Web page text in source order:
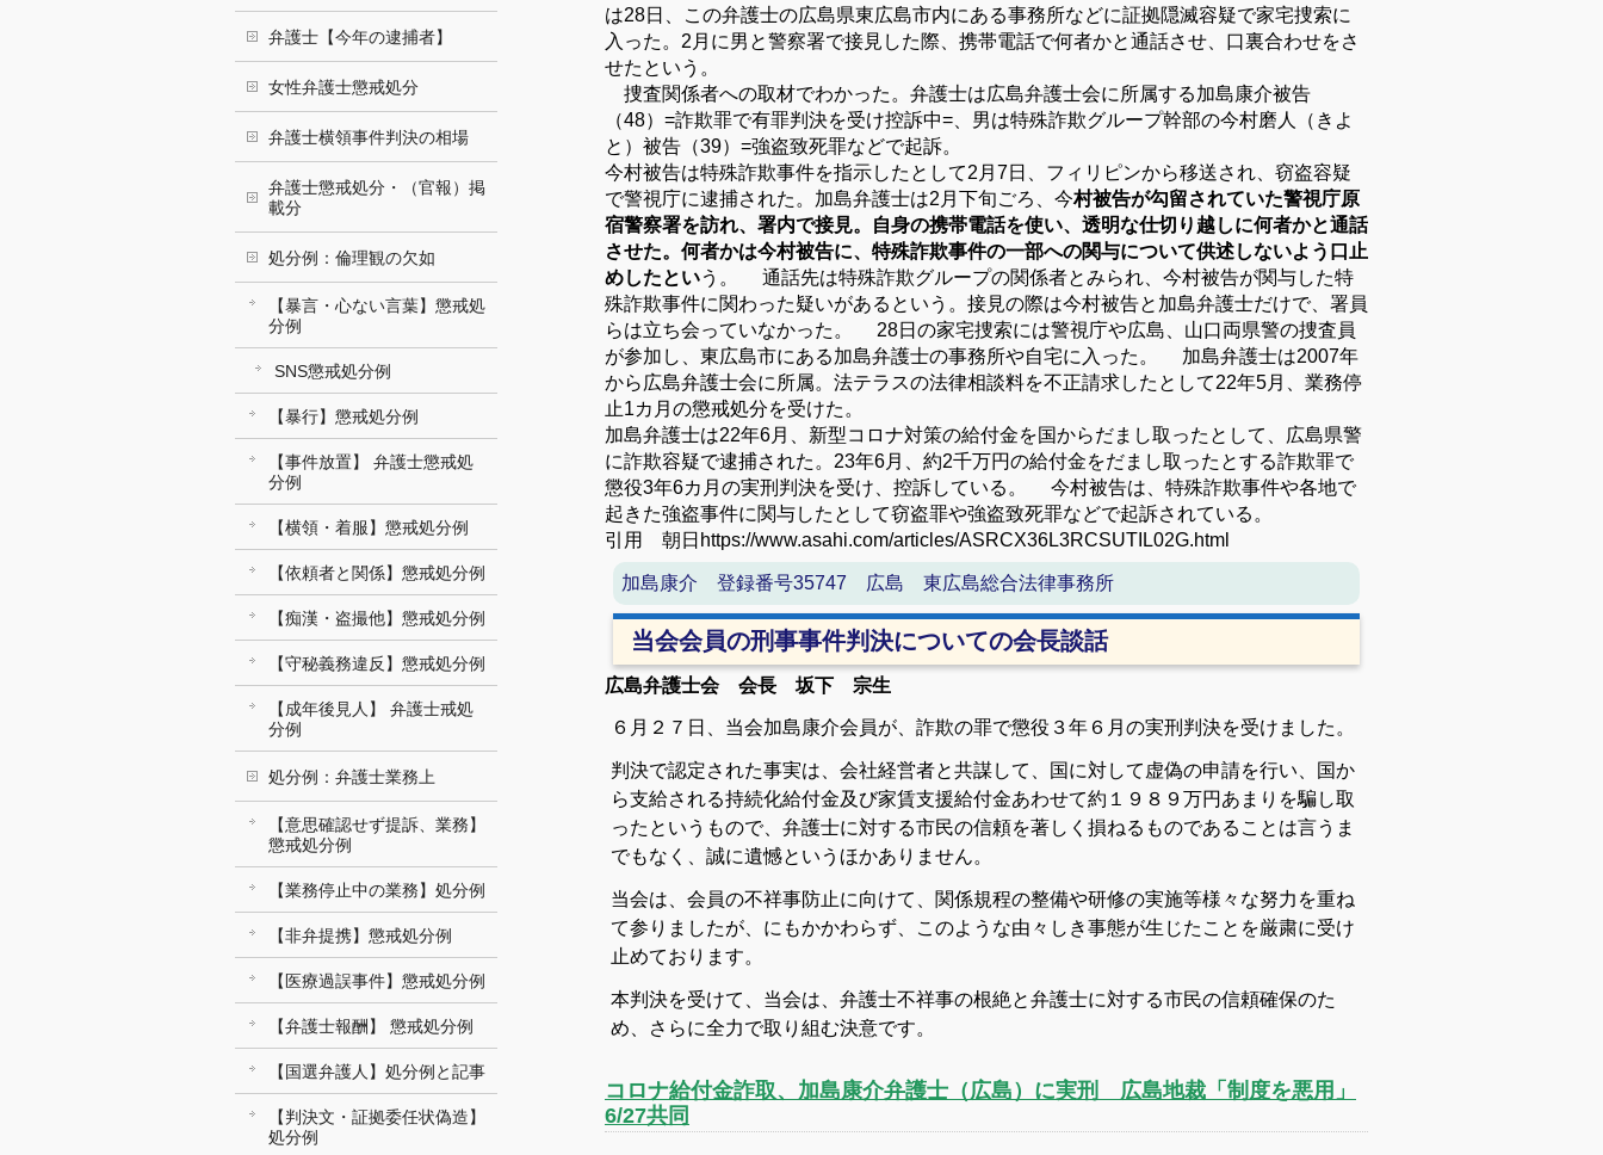
は28日、この弁護士の広島県東広島市内にある事務所などに証拠隠滅容疑で家宅捜索に
入った。2月に男と警察署で接見した際、携帯電話で何者かと通話させ、口裏合わせをさ
せたという。
捜査関係者への取材でわかった。弁護士は広島弁護士会に所属する加島康介被告
（48）=詐欺罪で有罪判決を受け控訴中=、男は特殊詐欺グループ幹部の今村磨人（きよ
と）被告（39）=強盗致死罪などで起訴。
今村被告は特殊詐欺事件を指示したとして2月7日、フィリピンから移送され、窃盗容疑
で警視庁に逮捕された。加島弁護士は2月下旬ごろ、今村被告が勾留されていた警視庁原
宿警察署を訪れ、署内で接見。自身の携帯電話を使い、透明な仕切り越しに何者かと通話
させた。何者かは今村被告に、特殊詐欺事件の一部への関与について供述しないよう口止
めしたという。 通話先は特殊詐欺グループの関係者とみられ、今村被告が関与した特
殊詐欺事件に関わった疑いがあるという。接見の際は今村被告と加島弁護士だけで、署員
らは立ち会っていなかった。 28日の家宅捜索には警視庁や広島、山口両県警の捜査員
が参加し、東広島市にある加島弁護士の事務所や自宅に入った。 加島弁護士は2007年
から広島弁護士会に所属。法テラスの法律相談料を不正請求したとして22年5月、業務停
止1カ月の懲戒処分を受けた。
加島弁護士は22年6月、新型コロナ対策の給付金を国からだまし取ったとして、広島県警
に詐欺容疑で逮捕された。23年6月、約2千万円の給付金をだまし取ったとする詐欺罪で
懲役3年6カ月の実刑判決を受け、控訴している。 今村被告は、特殊詐欺事件や各地で
起きた強盗事件に関与したとして窃盗罪や強盗致死罪などで起訴されている。
引用 朝日https://www.asahi.com/articles/ASRCX36L3RCSUTIL02G.html
加島康介 登録番号35747 広島 東広島総合法律事務所
当会会員の刑事事件判決についての会長談話
広島弁護士会 会長 坂下 宗生
６月２７日、当会加島康介会員が、詐欺の罪で懲役３年６月の実刑判決を受けました。
判決で認定された事実は、会社経営者と共謀して、国に対して虚偽の申請を行い、国か
ら支給される持続化給付金及び家賃支援給付金あわせて約１９８９万円あまりを騙し取
ったというもので、弁護士に対する市民の信頼を著しく損ねるものであることは言うま
でもなく、誠に遺憾というほかありません。
当会は、会員の不祥事防止に向けて、関係規程の整備や研修の実施等様々な努力を重ね
て参りましたが、にもかかわらず、このような由々しき事態が生じたことを厳粛に受け
止めております。
本判決を受けて、当会は、弁護士不祥事の根絶と弁護士に対する市民の信頼確保のた
め、さらに全力で取り組む決意です。
コロナ給付金詐取、加島康介弁護士（広島）に実刑 広島地裁「制度を悪用」
6/27共同
弁護士【今年の逮捕者】
女性弁護士懲戒処分
弁護士横領事件判決の相場
弁護士懲戒処分・（官報）掲
載分
処分例：倫理観の欠如
【暴言・心ない言葉】懲戒処
分例
SNS懲戒処分例
【暴行】懲戒処分例
【事件放置】 弁護士懲戒処
分例
【横領・着服】懲戒処分例
【依頼者と関係】懲戒処分例
【痴漢・盗撮他】懲戒処分例
【守秘義務違反】懲戒処分例
【成年後見人】 弁護士戒処
分例
処分例：弁護士業務上
【意思確認せず提訴、業務】
懲戒処分例
【業務停止中の業務】処分例
【非弁提携】懲戒処分例
【医療過誤事件】懲戒処分例
【弁護士報酬】 懲戒処分例
【国選弁護人】処分例と記事
【判決文・証拠委任状偽造】
処分例